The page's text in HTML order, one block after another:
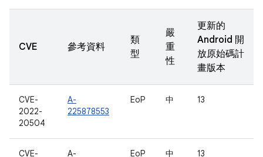
CVE 參考資料
類
型
嚴
重
性
更新的
Android 開
放原始碼計
畫版本
CVE-
2022-
20504
A-
225878553
EoP 中 13
CVE-
A-
EoP 中 13